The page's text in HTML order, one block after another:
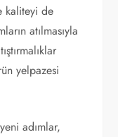
kaliteyi de
atılmasıyla
yelpazesi
adımlar,